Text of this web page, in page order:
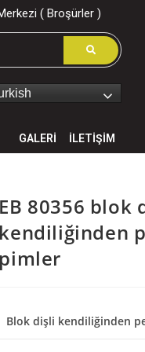
( Broşürler )
GALERİ İLETİŞİM
EB 80356 blok
kendiliğinden
pimler
Blok dişli kendiliğinden